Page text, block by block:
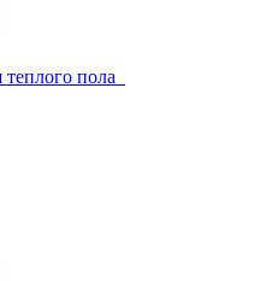
теплого пола